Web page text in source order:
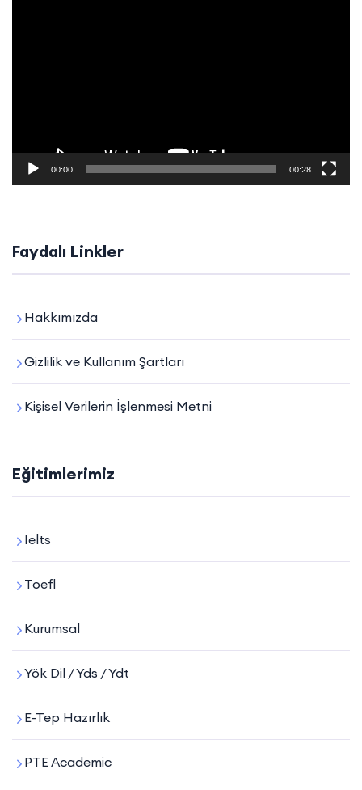
00:00 00:28
Faydalı Linkler
Hakkımızda
Gizlilik ve Kullanım Şartları
Kişisel Verilerin İşlenmesi Metni
Eğitimlerimiz
Ielts
Toefl
Kurumsal
Yök Dil / Yds / Ydt
E-Tep Hazırlık
PTE Academic